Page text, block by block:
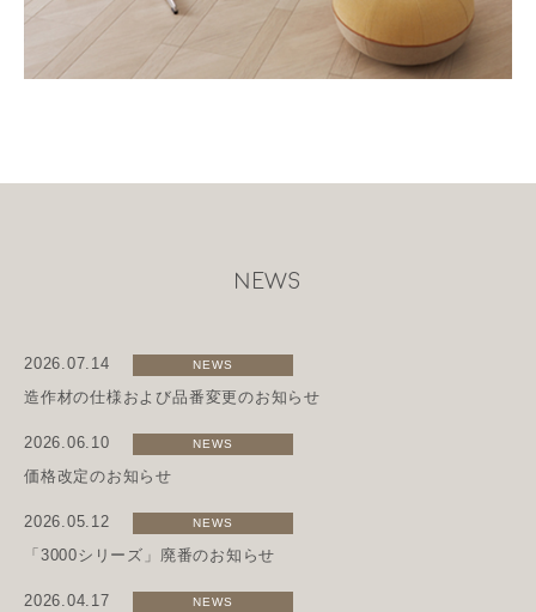
NEWS
2026.07.14 NEWS
造作材の仕様および品番変更のお知らせ
2026.06.10 NEWS
価格改定のお知らせ
2026.05.12 NEWS
「3000シリーズ」廃番のお知らせ
2026.04.17 NEWS